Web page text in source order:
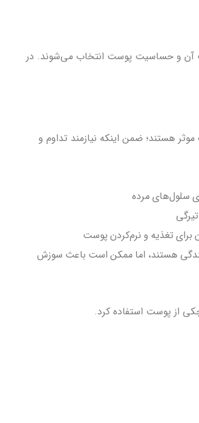
آن و حساسیت پوست انتخاب می‌شوند. در
هستند؛ ضمن اینکه نیازمند تداوم و
سلول‌های مرده
برای تغذیه و نرم‌کردن پوست
هستند، اما ممکن است باعث سوزش
از پوست استفاده کرد.